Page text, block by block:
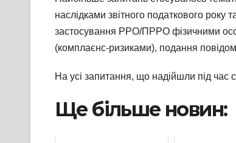
наслідками звітного податкового року
застосування РРО/ПРРО фізичними
(комплаєнс-ризиками), подання
На усі запитання, що надійшли під час
Ще більше новин: